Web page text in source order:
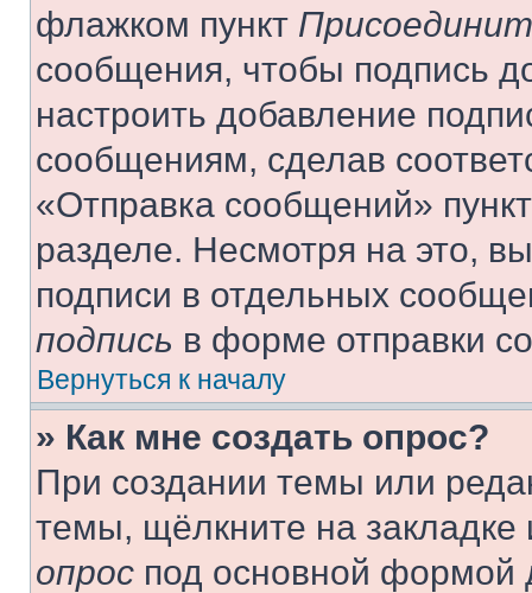
флажком пункт
сообщения, чтобы подпись
настроить добавление
сообщениям, сделав
«Отправка сообщений»
разделе. Несмотря на это,
подписи в отдельных
подпись в форме отправки
Вернуться к началу
» Как мне создать опрос?
При создании темы или
темы, щёлкните на
опрос под основной формой